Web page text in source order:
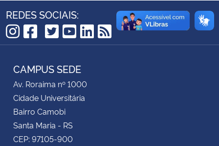
Advocacia-Geral da União
REDES SOCIAIS:
Instagram
Facebook
TikTok
Twitter
YouTube
LinkedIn
RSS
CAMPUS SEDE
Av. Roraima nº 1000
Cidade Universitária
Bairro Camobi
Santa Maria - RS
CEP: 97105-900